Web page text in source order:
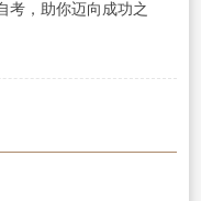
考，助你迈向成功之